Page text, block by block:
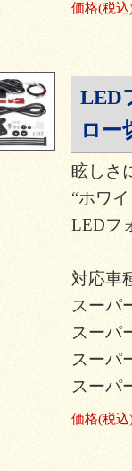
価格(税込
LED
ロー
眩しさ
“ホワ
LEDフ
対応車
スーパ
スーパ
スーパ
スーパ
価格(税込